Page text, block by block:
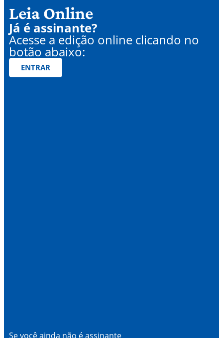
Leia Online
Já é assinante?
Acesse a edição online clicando no
botão abaixo:
ENTRAR
Se você ainda não é assinante